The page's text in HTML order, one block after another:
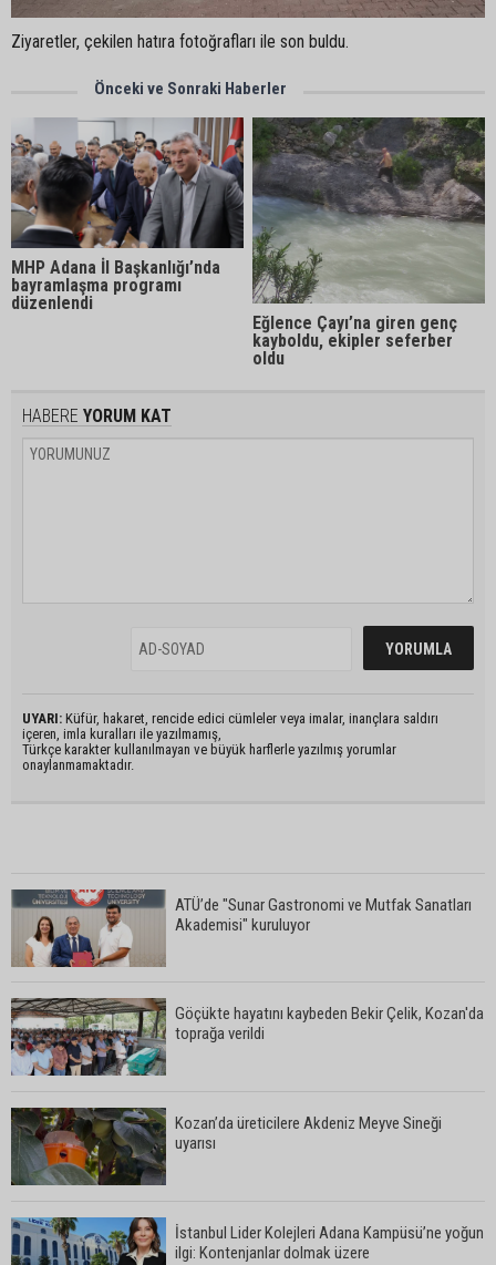
Ziyaretler, çekilen hatıra fotoğrafları ile son buldu.
Önceki ve Sonraki Haberler
MHP Adana İl Başkanlığı’nda
bayramlaşma programı
düzenlendi
Eğlence Çayı’na giren genç
kayboldu, ekipler seferber
oldu
HABERE YORUM KAT
UYARI: Küfür, hakaret, rencide edici cümleler veya imalar, inançlara saldırı
içeren, imla kuralları ile yazılmamış,
Türkçe karakter kullanılmayan ve büyük harflerle yazılmış yorumlar
onaylanmamaktadır.
ATÜ’de "Sunar Gastronomi ve Mutfak Sanatları
Akademisi" kuruluyor
Göçükte hayatını kaybeden Bekir Çelik, Kozan'da
toprağa verildi
Kozan’da üreticilere Akdeniz Meyve Sineği
uyarısı
İstanbul Lider Kolejleri Adana Kampüsü’ne yoğun
ilgi: Kontenjanlar dolmak üzere